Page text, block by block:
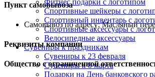
Фитнес подарки с логотипом
Спортивные шейкеры с
Спортивный инвентарь с
Спортивные аксессуары с
Велосипедные аксессуары
Сувениры к праздникам
Сувениры к 23 февраля
Сувениры к 8 марта
Подарки на День банковского
Пункт самовывоза
Самовывоз по адресу: Масляный
Реквизиты компании
Общество с ограниченной